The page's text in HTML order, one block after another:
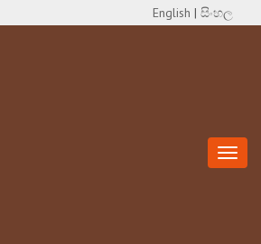
English | සිංහල